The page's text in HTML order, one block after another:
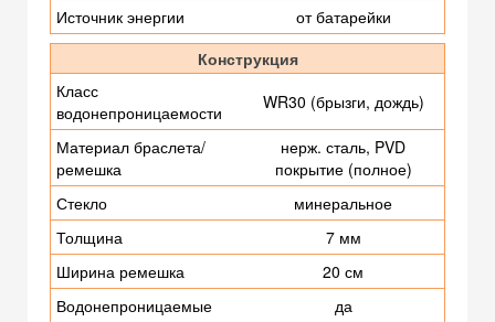
Источник энергии
от батарейки
Конструкция
Класс
водонепроницаемости
WR30 (брызги, дождь)
Материал браслета/
ремешка
нерж. сталь, PVD
покрытие (полное)
Стекло
минеральное
Толщина
7 мм
Ширина ремешка
20 см
Водонепроницаемые
да